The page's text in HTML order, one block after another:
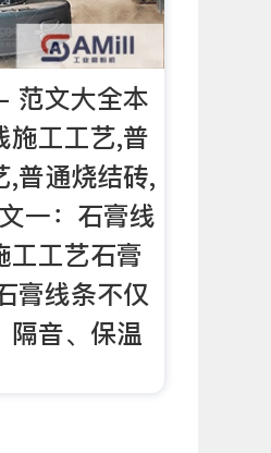
范文大全本
施工工艺,普
,普通烧结砖,
一：石膏线
工工艺石膏
膏线条不仅
隔音、保温